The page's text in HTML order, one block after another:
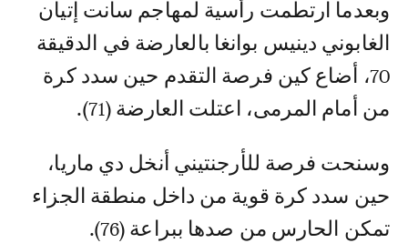
وبعدما ارتطمت رأسية لمهاجم سانت إتيان
الغابوني دينيس بوانغا بالعارضة في الدقيقة
70، أضاع كين فرصة التقدم حين سدد كرة
من أمام المرمى، اعتلت العارضة (71).
وسنحت فرصة للأرجنتيني أنخل دي ماريا،
حين سدد كرة قوية من داخل منطقة الجزاء
تمكن الحارس من صدها ببراعة (76).